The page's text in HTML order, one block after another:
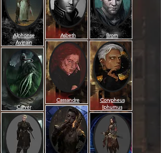
Alphonse
Avinain
Carver
Asbeth
Cassandre
Brorn
Corypheus
Iphurnus